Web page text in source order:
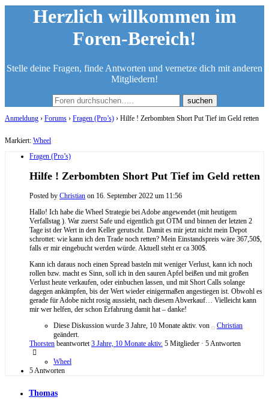
Herzlich willkommen im
Foren-Bereich!
Stelle deine Fragen, finde Antworten und vernetze dich mit anderen
Mitgliedern!
Anmeldung › Forums › Fragen (Pro’s) › Hilfe ! Zerbombten Short Put Tief im Geld retten
Markiert: Wheel
Fragen (Pro’s)
Hilfe ! Zerbombten Short Put Tief im Geld retten
Posted by Christian on 16. September 2022 um 11:56
Hallo! Ich habe die Wheel Strategie bei Adobe angewendet (mit heutigem
Verfallstag ). War zuerst Safe und eigentlich gut OTM und binnen der letzten 2
Tage ist der Wert in den Keller gerutscht. Damit es mir jetzt nicht mein Depot
schrottet: wie kann ich den Trade noch retten? Mein Einstandspreis wäre 367,50$,
falls er mir eingebucht werden würde. Aktuell steht er ca 300$.
Kann ich daraus noch einen Spread basteln mit weniger Verlust, kann ich noch
rollen bzw. macht es Sinn, soll ich in den sauren Apfel beißen und mit großen
Verlust heute verkaufen, oder einbuchen lassen, und mit Short Calls solange
dagegen ankämpfen, bis der Wert wieder einigermaßen angestiegen ist. Obwohl es
gerade für Adobe nicht rosig aussieht, nach diesem Abverkauf… Vielleicht kann
mir wer helfen, der schon Erfahrung damit hat – danke!
Diese Diskussion wurde 3 Jahre, 10 Monate aktiv. von
Christian
geändert.
Thorsten beantwortet 3 Jahre, 10 Monate aktiv. 5 Mitglieder · 5 Antworten
Wheel
5 Antworten
Thomas